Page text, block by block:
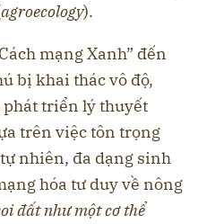
agroecology).
mạng Xanh” đến
bị khai thác vô độ,
triển lý thuyết
trên việc tôn trọng
nhiên, đa dạng sinh
hóa tư duy về nông
đất như một cơ thể